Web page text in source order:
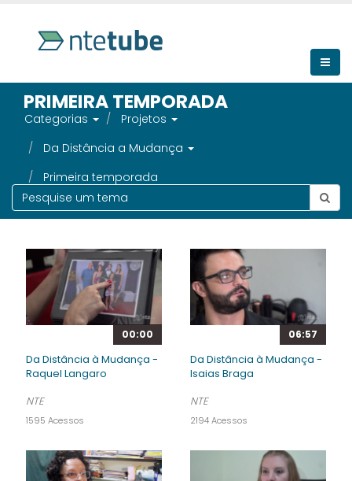
PRIMEIRA TEMPORADA
Categorias
Projetos
Da Distância a Mudança
Primeira temporada
00:00
Da Distância à Mudança -
Raquel Langaro
NTE
1595 Acessos
06:57
Da Distância à Mudança -
Isaias Braga
NTE
2194 Acessos